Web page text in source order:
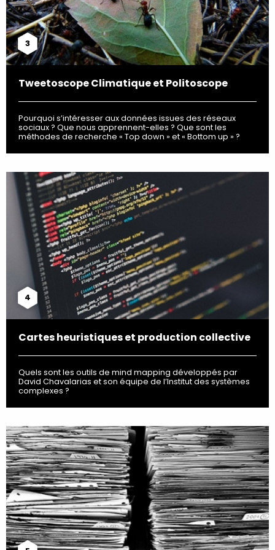
3
Tweetoscope Climatique et Politoscope
Pourquoi s’intéresser aux données issues des réseaux
sociaux ? Que nous apprennent-elles ? Que sont les
méthodes de recherche « Top down » et « Bottom up » ?
4
Cartes heuristiques et production collective
Quels sont les outils de mind mapping développés par
David Chavalarias et son équipe de l’Institut des systèmes
complexes ?